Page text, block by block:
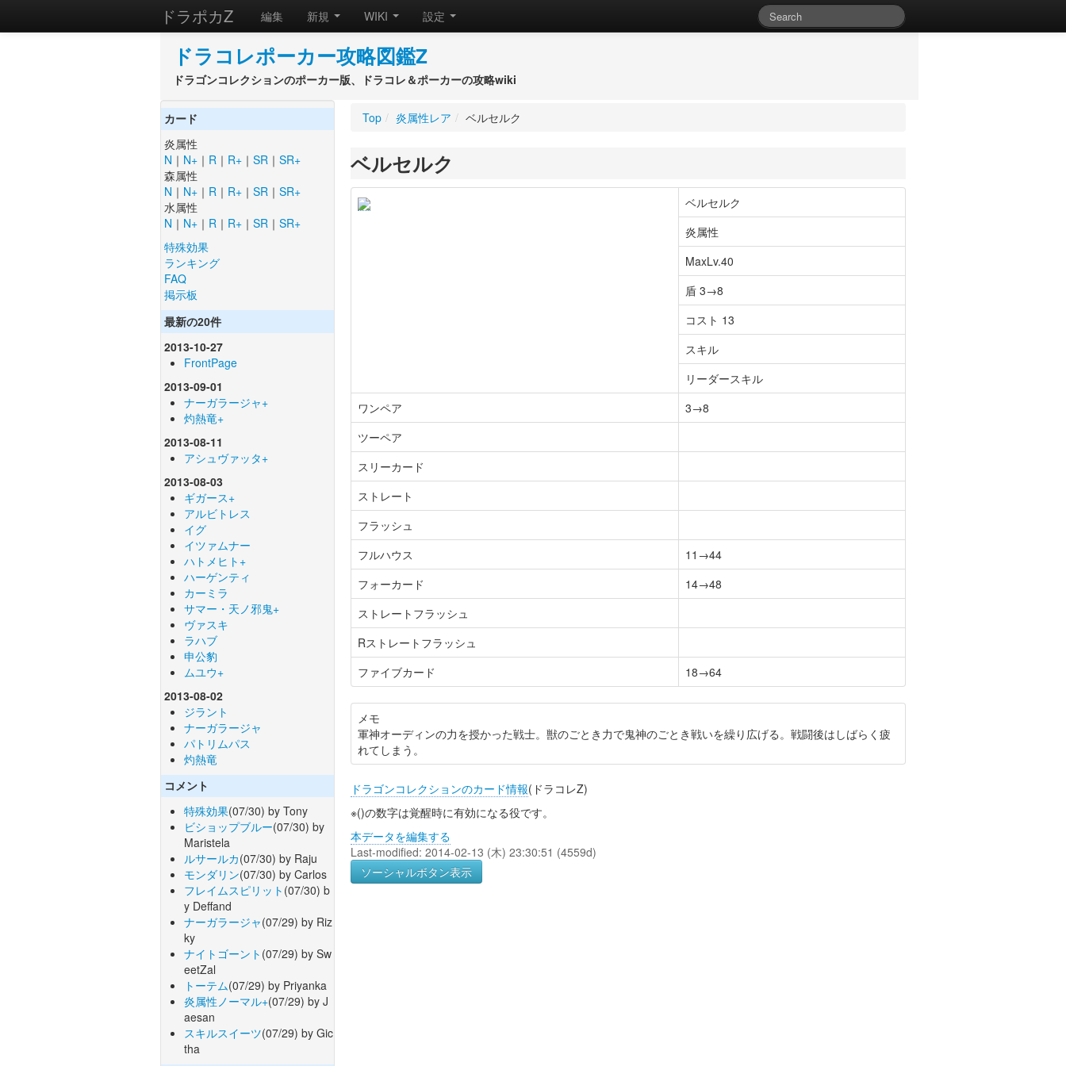
ドラポカZ 編集 新規 WIKI 設定
ドラコレポーカー攻略図鑑Z
ドラゴンコレクションのポーカー版、ドラコレ＆ポーカーの攻略wiki
カード
炎属性
N ｜ N+ ｜ R ｜ R+ ｜ SR ｜ SR+
森属性
N ｜ N+ ｜ R ｜ R+ ｜ SR ｜ SR+
水属性
N ｜ N+ ｜ R ｜ R+ ｜ SR ｜ SR+
特殊効果
ランキング
FAQ
掲示板
最新の20件
2013-10-27
FrontPage
2013-09-01
ナーガラージャ+
灼熱竜+
2013-08-11
アシュヴァッタ+
2013-08-03
ギガース+
アルビトレス
イグ
イツァムナー
ハトメヒト+
ハーゲンティ
カーミラ
サマー・天ノ邪鬼+
ヴァスキ
ラハブ
申公豹
ムユウ+
2013-08-02
ジラント
ナーガラージャ
パトリムパス
灼熱竜
コメント
特殊効果(07/30) by Tony
ビショップブルー(07/30) by
Maristela
ルサールカ(07/30) by Raju
モンダリン(07/30) by Carlos
フレイムスピリット (07/30) b
y Deffand
ナーガラージャ(07/29) by Riz
ky
ナイトゴーント (07/29) by Sw
eetZal
トーテム(07/29) by Priyanka
炎属性ノーマル+(07/29) by J
aesan
スキルスイーツ(07/29) by Gic
tha
Top / 炎属性レア / ベルセルク
ベルセルク
ベルセルク
炎属性
MaxLv.40
盾 3→8
コスト 13
スキル
リーダースキル
ワンペア
3→8
ツーペア
スリーカード
ストレート
フラッシュ
フルハウス
11→44
フォーカード
14→48
ストレートフラッシュ
Rストレートフラッシュ
ファイブカード
18→64
メモ
軍神オーディンの力を授かった戦士。獣のごとき力で鬼神のごとき戦いを繰り広げる。戦闘後はしばらく疲
れてしまう。
ドラゴンコレクションのカード情報(ドラコレZ)
※()の数字は覚醒時に有効になる役です。
本データを編集する
Last-modified: 2014-02-13 (木) 23:30:51 (4559d)
ソーシャルボタン表示